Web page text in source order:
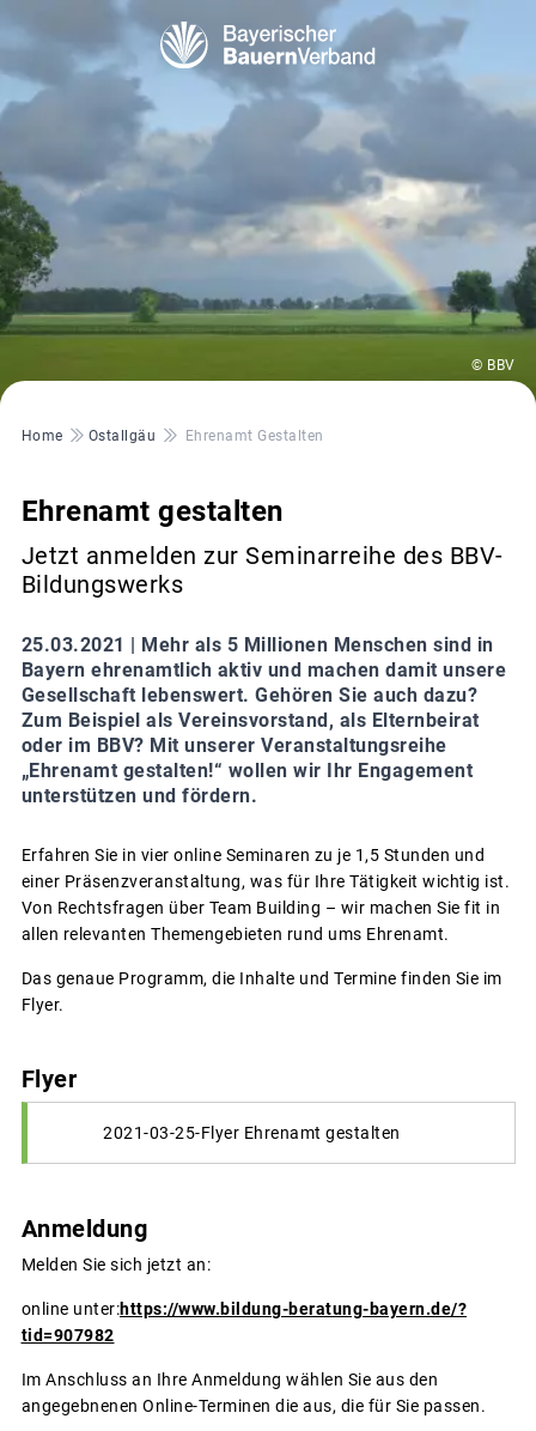
© BBV
Pfadnavigation
Home Ostallgäu Ehrenamt Gestalten
Ehrenamt gestalten
Jetzt anmelden zur Seminarreihe des BBV-
Bildungswerks
25.03.2021 | Mehr als 5 Millionen Menschen sind in
Bayern ehrenamtlich aktiv und machen damit unsere
Gesellschaft lebenswert. Gehören Sie auch dazu?
Zum Beispiel als Vereinsvorstand, als Elternbeirat
oder im BBV? Mit unserer Veranstaltungsreihe
„Ehrenamt gestalten!“ wollen wir Ihr Engagement
unterstützen und fördern.
Erfahren Sie in vier online Seminaren zu je 1,5 Stunden und
einer Präsenzveranstaltung, was für Ihre Tätigkeit wichtig ist.
Von Rechtsfragen über Team Building – wir machen Sie fit in
allen relevanten Themengebieten rund ums Ehrenamt.
Das genaue Programm, die Inhalte und Termine finden Sie im
Flyer.
Flyer
2021-03-25-Flyer Ehrenamt gestalten
Anmeldung
Melden Sie sich jetzt an:
online unter:https://www.bildung-beratung-bayern.de/?
tid=907982
Im Anschluss an Ihre Anmeldung wählen Sie aus den
angegebnenen Online-Terminen die aus, die für Sie passen.